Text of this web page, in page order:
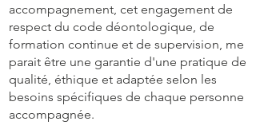
accompagnement, cet engagement de
respect du code déontologique, de
formation continue et de supervision, me
parait être une garantie d'une pratique de
qualité, éthique et adaptée selon les
besoins spécifiques de chaque personne
accompagnée.